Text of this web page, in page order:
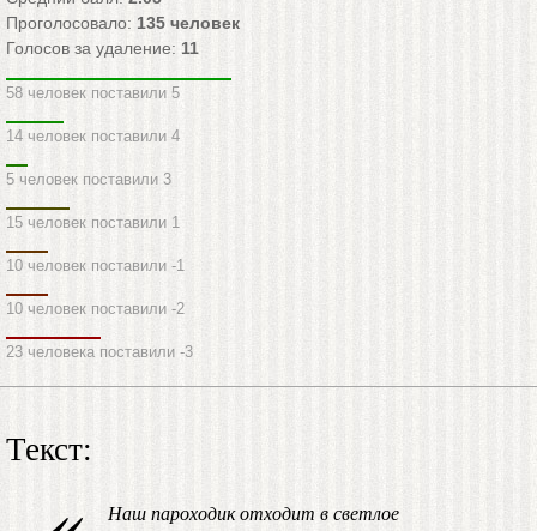
Проголосовало: 135 человек
Голосов за удаление: 11
58 человек поставили 5
14 человек поставили 4
5 человек поставили 3
15 человек поставили 1
10 человек поставили -1
10 человек поставили -2
23 человека поставили -3
Текст:
Наш пароходик отходит в светлое